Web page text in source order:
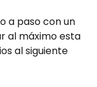
a paso con un
al máximo esta
al siguiente